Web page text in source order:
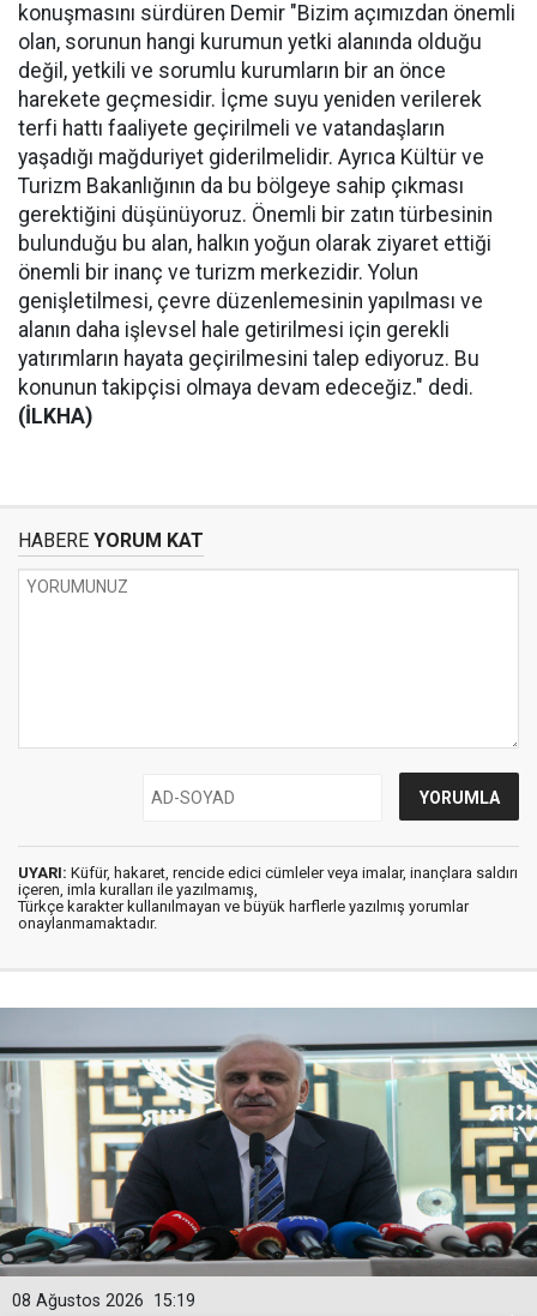
konuşmasını sürdüren Demir "Bizim açımızdan önemli
olan, sorunun hangi kurumun yetki alanında olduğu
değil, yetkili ve sorumlu kurumların bir an önce
harekete geçmesidir. İçme suyu yeniden verilerek
terfi hattı faaliyete geçirilmeli ve vatandaşların
yaşadığı mağduriyet giderilmelidir. Ayrıca Kültür ve
Turizm Bakanlığının da bu bölgeye sahip çıkması
gerektiğini düşünüyoruz. Önemli bir zatın türbesinin
bulunduğu bu alan, halkın yoğun olarak ziyaret ettiği
önemli bir inanç ve turizm merkezidir. Yolun
genişletilmesi, çevre düzenlemesinin yapılması ve
alanın daha işlevsel hale getirilmesi için gerekli
yatırımların hayata geçirilmesini talep ediyoruz. Bu
konunun takipçisi olmaya devam edeceğiz." dedi.
(İLKHA)
HABERE YORUM KAT
UYARI: Küfür, hakaret, rencide edici cümleler veya imalar, inançlara saldırı
içeren, imla kuralları ile yazılmamış,
Türkçe karakter kullanılmayan ve büyük harflerle yazılmış yorumlar
onaylanmamaktadır.
15:19
08 Ağustos 2026